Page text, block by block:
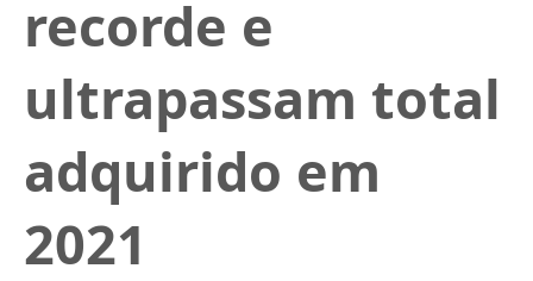
recorde e
ultrapassam total
adquirido em
2021